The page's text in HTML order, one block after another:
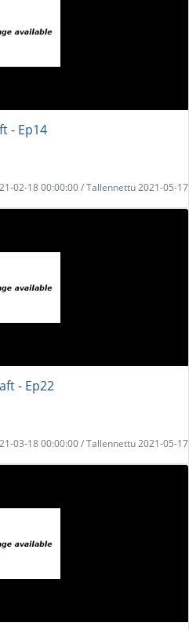
- Ep14
02-18 00:00:00 / Tallennettu 2021-05-17
- Ep22
03-18 00:00:00 / Tallennettu 2021-05-17